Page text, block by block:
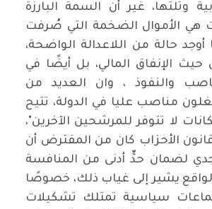
وتلتها، غير أن السمة البارزة
هي الأموال الضخمة التي صُرفت
حالة من اللاعدالة الواضحة،
الإنفاق المالي، بل أيضًا في
والنفوذ ، وان العديد من
مناصب عليا في الدولة، تتيح
لا تتوفر للمرشحين الآخرين"،
الأحزاب كان من المفترض أن
لضمان حدٍّ أدنى من المنافسة
الواقع يشير إلى غياب ذلك، خصوصًا
سياسية تمتلك تشكيلات